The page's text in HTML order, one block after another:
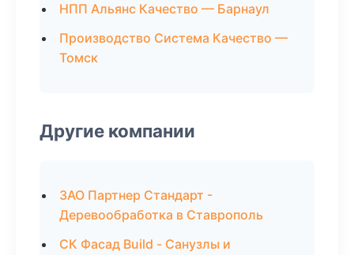
НПП Альянс Качество — Барнаул
Производство Система Качество —
Томск
Другие компании
ЗАО Партнер Стандарт -
Деревообработка в Ставрополь
СК Фасад Build - Санузлы и